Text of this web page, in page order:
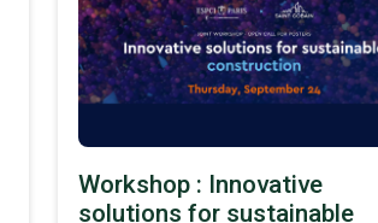
Workshop : Innovative
solutions for sustainable